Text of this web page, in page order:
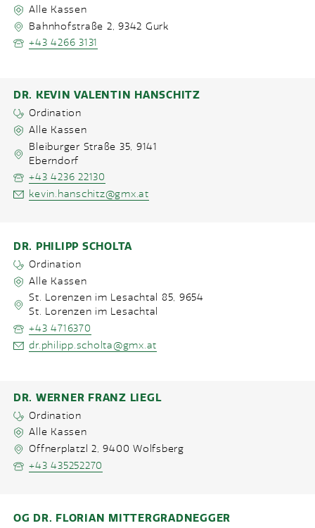
Alle Kassen
Bahnhofstraße 2, 9342 Gurk
+43 4266 3131
DR. KEVIN VALENTIN HANSCHITZ
Ordination
Alle Kassen
Bleiburger Straße 35, 9141
Eberndorf
+43 4236 22130
kevin.hanschitz@gmx.at
DR. PHILIPP SCHOLTA
Ordination
Alle Kassen
St. Lorenzen im Lesachtal 85, 9654
St. Lorenzen im Lesachtal
+43 4716370
dr.philipp.scholta@gmx.at
DR. WERNER FRANZ LIEGL
Ordination
Alle Kassen
Offnerplatzl 2,9400 Wolfsberg
+43 435252270
OG DR. FLORIAN MITTERGRADNEGGER